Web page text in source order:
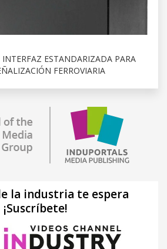
ESTANDARIZADA PARA
FERROVIARIA
la industria te espera
¡Suscríbete!